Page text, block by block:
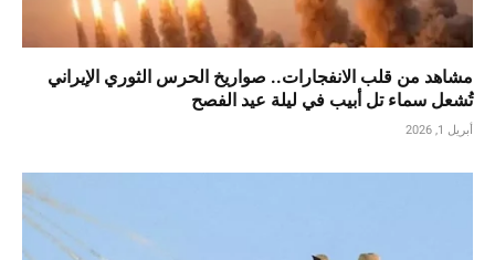
مشاهد من قلب الانفجارات.. صواريخ الحرس الثوري الإيراني
تُشعل سماء تل أبيب في ليلة عيد الفصح
أبريل 1, 2026